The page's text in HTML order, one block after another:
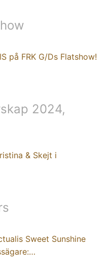
på FRK G/Ds Flatshow!
2024,
& Skejt i
Sweet Sunshine